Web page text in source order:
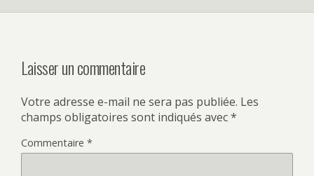
Laisser un commentaire
Votre adresse e-mail ne sera pas publiée. Les
champs obligatoires sont indiqués avec*
Commentaire *